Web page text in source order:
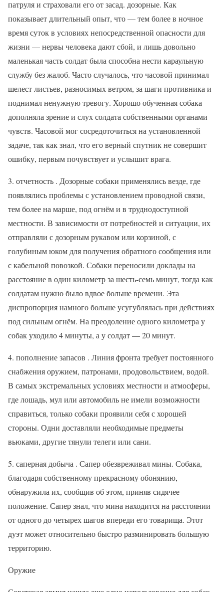
патруля и страховали его от засад. дозорные. Как
показывает длительный опыт, что — тем более в ночное
время суток в условиях непосредственной опасности для
жизни — нервы человека дают сбой, и лишь довольно
маленькая часть солдат была способна нести караульную
службу без жалоб. Часто случалось, что часовой принимал
шелест листьев, разносимых ветром, за шаги противника и
поднимал ненужную тревогу. Хорошо обученная собака
дополняла зрение и слух солдата собственными органами
чувств. Часовой мог сосредоточиться на установленной
задаче, так как знал, что его верный спутник не совершит
ошибку, первым почувствует и услышит врага.
3. отчетность . Дозорные собаки применялись везде, где
появлялись проблемы с установлением проводной связи,
тем более на марше, под огнём и в труднодоступной
местности. В зависимости от потребностей и ситуации, их
отправляли с дозорным рукавом или корзиной, с
голубиным юком для получения обратного сообщения или
с кабельной повозкой. Собаки переносили доклады на
расстояние в один километр за шесть-семь минут, тогда как
солдатам нужно было вдвое больше времени. Эта
диспропорция намного больше усугублялась при действиях
под сильным огнём. На преодоление одного километра у
собак уходило 4 минуты, а у солдат — 20 минут.
4. пополнение запасов . Линия фронта требует постоянного
снабжения оружием, патронами, продовольствием, водой.
В самых экстремальных условиях местности и атмосферы,
где лошадь, мул или автомобиль не имели возможности
справиться, только собаки проявили себя с хорошей
стороны. Одни доставляли необходимые предметы
вьюками, другие тянули телеги или сани.
5. саперная добыча . Сапер обезвреживал мины. Собака,
благодаря собственному прекрасному обонянию,
обнаружила их, сообщив об этом, приняв сидячее
положение. Сапер знал, что мина находится на расстоянии
от одного до четырех шагов впереди его товарища. Этот
дуэт может относительно быстро разминировать большую
территорию.
Оружие